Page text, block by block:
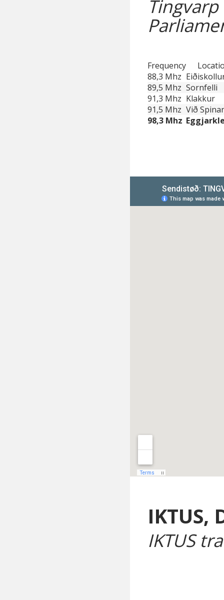
Frequency
88,3 Mhz
89,5 Mhz Sornfelli
91,3 Mhz Klakkur
91,5 Mhz Við
98,3 Mhz
IKTUS,
IKTUS